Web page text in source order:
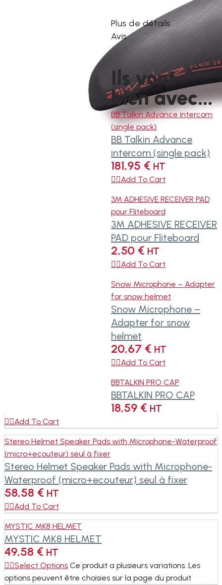
Plus de détails
Avis
Ils vont
bien avec...
BB Talkin Advance intercom
(single pack)
BB Talkin Advance
intercom (single pack)
181,95 € HT
Add To Cart
3M ADHESIVE RECEIVER PAD
pour Fliteboard
3M ADHESIVE RECEIVER
PAD pour Fliteboard
2,50 € HT
Add To Cart
Snow Microphone – Adapter
for snow helmet
Snow Microphone –
Adapter for snow
helmet
20,67 € HT
Add To Cart
BBTALKIN PRO CAP
BBTALKIN PRO CAP
18,59 € HT
Add To Cart
Stereo Helmet Speaker Pads with Microphone-Waterproof
(micro+ecouteur) seul à fixer
Stereo Helmet Speaker Pads with Microphone-
Waterproof (micro+ecouteur) seul à fixer
58,58 € HT
Add To Cart
MYSTIC MK8 HELMET
MYSTIC MK8 HELMET
49,58 € HT
Select Options Ce produit a plusieurs variations. Les
options peuvent être choisies sur la page du produit